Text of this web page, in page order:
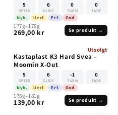
5
SPEED
6
GLIDE
0
TURN
0
FADE
Nyb. Uerf. Erf. God
177g–178g
269,00 kr Se produkt →
UTSOLGT
Utsolgt
Kastaplast K3 Hard Svea -
Moomin X-Out
5
SPEED
6
GLIDE
-1
TURN
0
FADE
Nyb. Uerf. Erf. God
175g–181g
139,00 kr Se produkt →